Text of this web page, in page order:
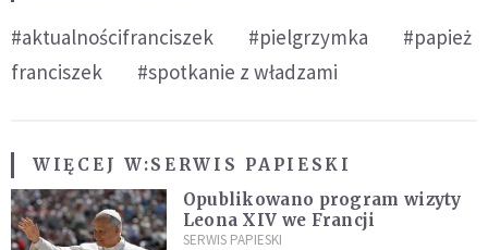
#aktualnościfranciszek #pielgrzymka
#papież
franciszek
#spotkanie z władzami
WIĘCEJ W:SERWIS PAPIESKI
Opublikowano program wizyty
Leona XIV we Francji
SERWIS PAPIESKI